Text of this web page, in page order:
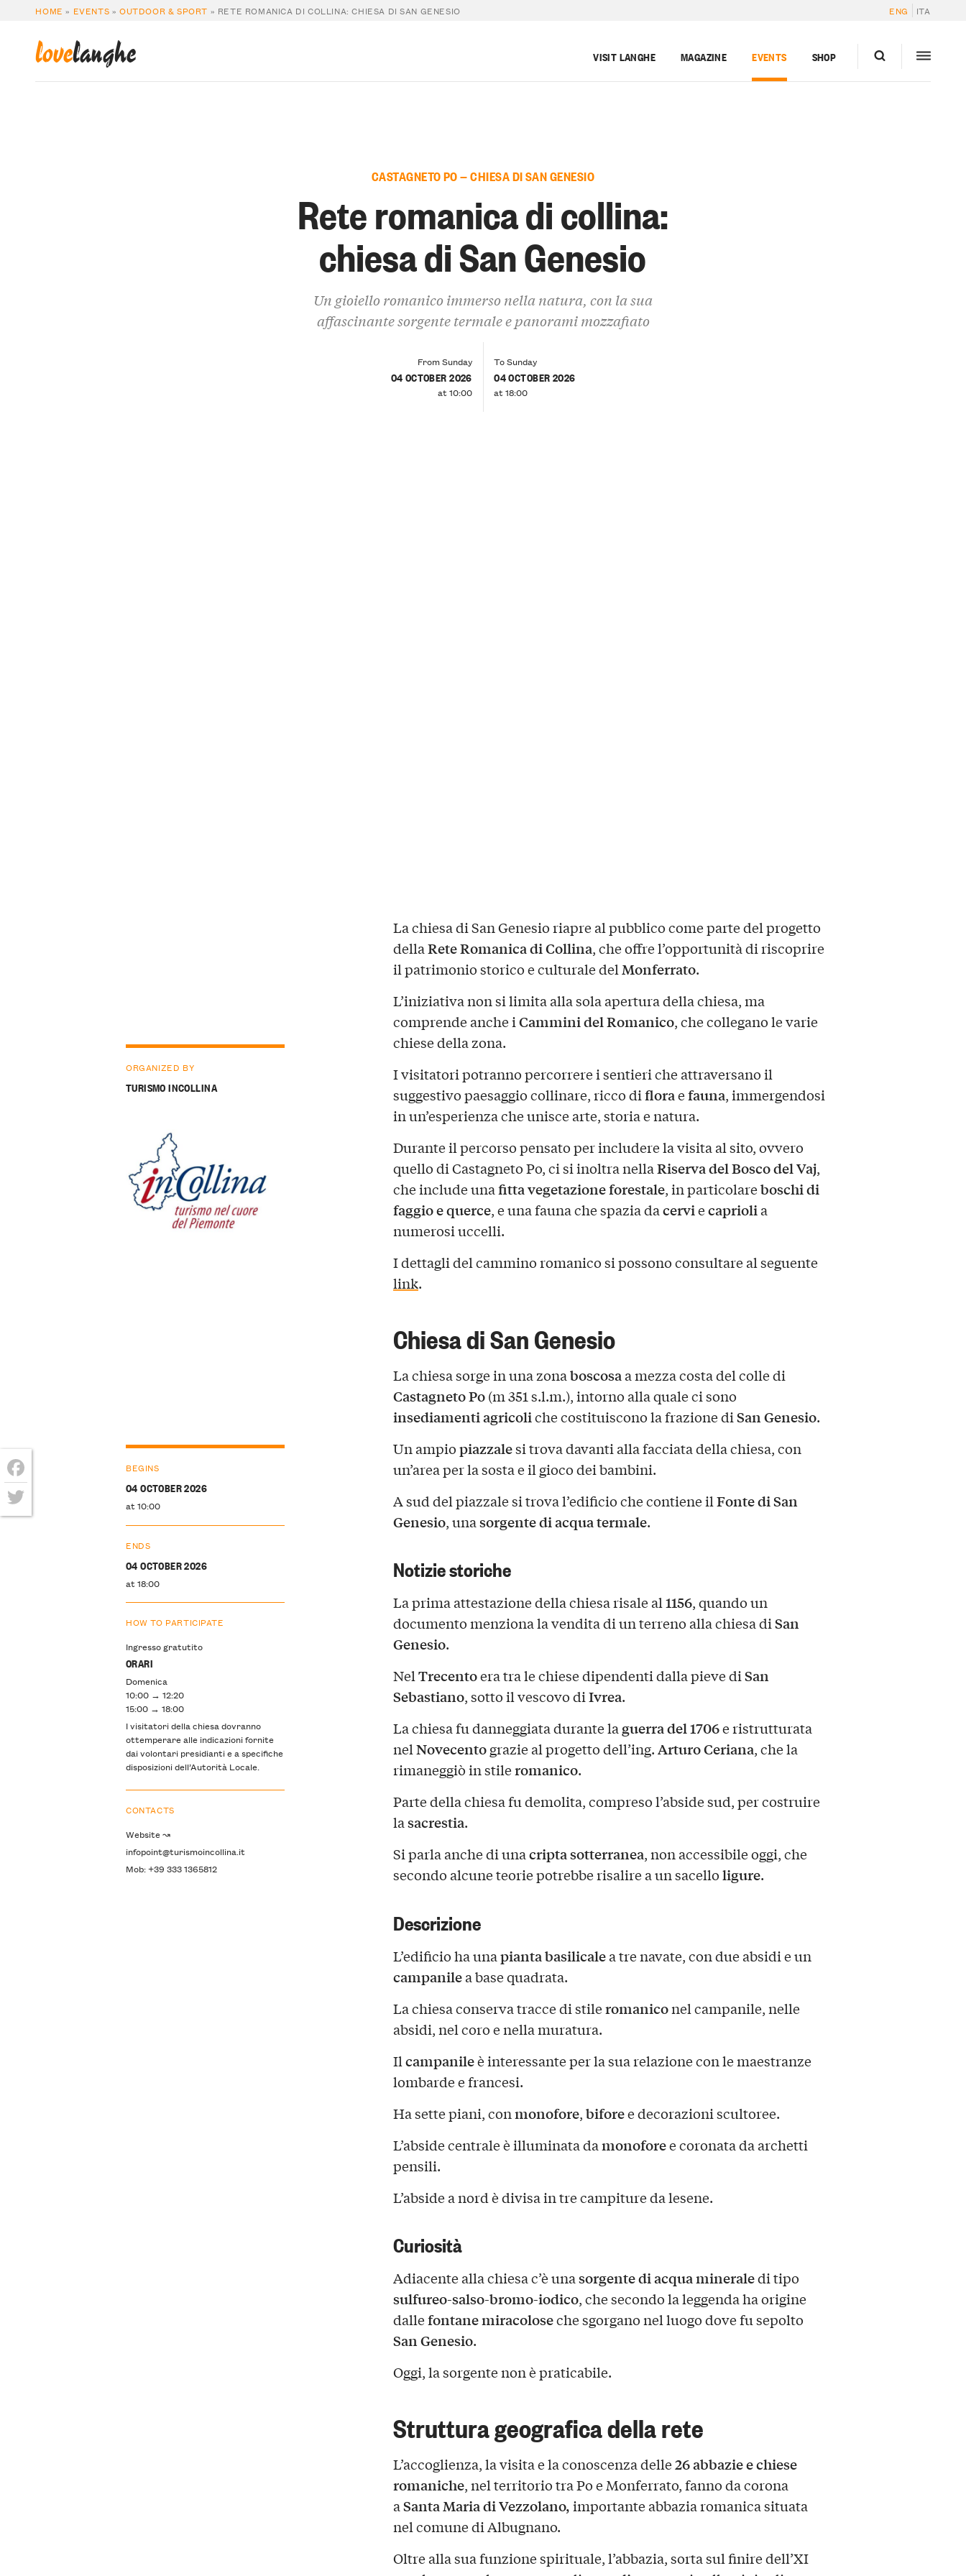
HOME » EVENTS »OUTDOOR & SPORT » RETE ROMANICA DI COLLINA: CHIESA DI SAN GENESIO ENG ITA
lovelanghe VISIT LANGHE MAGAZINE EVENTS SHOP
CASTAGNETO PO — CHIESA DI SAN GENESIO
Rete romanica di collina:
chiesa di San Genesio
Un gioiello romanico immerso nella natura, con la sua
affascinante sorgente termale e panorami mozzafiato
From Sunday
04 OCTOBER 2026
at 10:00
To Sunday
04 OCTOBER 2026
at 18:00
La chiesa di San Genesio riapre al pubblico come parte del progetto
dellaRete Romanica di Collina, che offre l’opportunità di riscoprire
il patrimonio storico e culturale delMonferrato.
L’iniziativa non si limita alla sola apertura della chiesa, ma
comprende anche iCammini del Romanico, che collegano le varie
chiese della zona.
I visitatori potranno percorrere i sentieri che attraversano il
suggestivo paesaggio collinare, ricco difloraefauna, immergendosi
in un’esperienza che unisce arte, storia e natura.
Durante il percorso pensato per includere la visita al sito, ovvero
quello di Castagneto Po, ci si inoltra nellaRiserva del Bosco del Vaj,
che include unafitta vegetazione forestale, in particolareboschi di
faggio e querce, e una fauna che spazia dacerviecapriolia
numerosi uccelli.
I dettagli del cammino romanico si possono consultare al seguente
link.
Chiesa di San Genesio
La chiesa sorge in una zonaboscosaa mezza costa del colle di
Castagneto Po(m 351 s.l.m.), intorno alla quale ci sono
insediamenti agricoliche costituiscono la frazione diSan Genesio.
Un ampiopiazzalesi trova davanti alla facciata della chiesa, con
un’area per la sosta e il gioco dei bambini.
A sud del piazzale si trova l’edificio che contiene ilFonte di San
Genesio, unasorgente di acqua termale.
Notizie storiche
La prima attestazione della chiesa risale al1156, quando un
documento menziona la vendita di un terreno alla chiesa diSan
Genesio.
NelTrecentoera tra le chiese dipendenti dalla pieve diSan
Sebastiano, sotto il vescovo diIvrea.
La chiesa fu danneggiata durante laguerra del 1706e ristrutturata
nelNovecentograzie al progetto dell’ing.Arturo Ceriana, che la
rimaneggiò in stileromanico.
Parte della chiesa fu demolita, compreso l’abside sud, per costruire
lasacrestia.
Si parla anche di unacripta sotterranea, non accessibile oggi, che
secondo alcune teorie potrebbe risalire a un sacelloligure.
Descrizione
L’edificio ha unapianta basilicalea tre navate, con due absidi e un
campanilea base quadrata.
La chiesa conserva tracce di stileromaniconel campanile, nelle
absidi, nel coro e nella muratura.
Ilcampanileè interessante per la sua relazione con le maestranze
lombarde e francesi.
Ha sette piani, conmonofore,biforee decorazioni scultoree.
L’abside centrale è illuminata damonoforee coronata da archetti
pensili.
L’abside a nord è divisa in tre campiture da lesene.
Curiosità
Adiacente alla chiesa c’è unasorgente di acqua mineraledi tipo
sulfureo-salso-bromo-iodico, che secondo la leggenda ha origine
dallefontane miracoloseche sgorgano nel luogo dove fu sepolto
San Genesio.
Oggi, la sorgente non è praticabile.
Struttura geografica della rete
L’accoglienza, la visita e la conoscenza delle26abbazie e chiese
romaniche, nel territorio tra Po e Monferrato, fanno da corona
aSanta Maria di Vezzolano,importante abbazia romanica situata
nel comune di Albugnano.
Oltre alla sua funzione spirituale, l’abbazia, sorta sul finire dell’XI
ORGANIZED BY
TURISMO INCOLLINA
BEGINS
04 OCTOBER 2026
at 10:00
ENDS
04 OCTOBER 2026
at 18:00
HOW TO PARTICIPATE
Ingresso gratutito
ORARI
Domenica
10:00 → 12:20
15:00 → 18:00
I visitatori della chiesa dovranno
ottemperare alle indicazioni fornite
dai volontari presidianti e a specifiche
disposizioni dell’Autorità Locale.
CONTACTS
Website ↝
infopoint@turismoincollina.it
Mob: +39 333 1365812
Facebook
Twitter